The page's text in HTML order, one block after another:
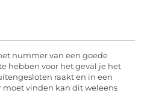
nummer van een goede
hebben voor het geval je het
raakt en in een
moet vinden kan dit weleens